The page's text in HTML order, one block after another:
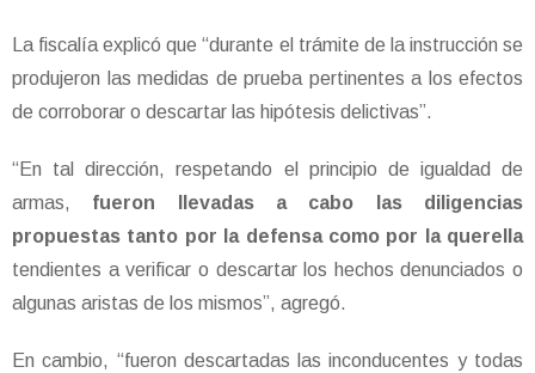
La fiscalía explicó que “durante el trámite de la instrucción se
produjeron las medidas de prueba pertinentes a los efectos
de corroborar o descartar las hipótesis delictivas”.
“En tal dirección, respetando el principio de igualdad de
armas,
fueron llevadas a cabo las diligencias
propuestas tanto por la defensa como por la querella
tendientes a verificar o descartar los hechos denunciados o
algunas aristas de los mismos”, agregó.
En cambio, “fueron descartadas las inconducentes y todas